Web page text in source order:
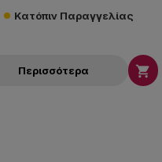
Κατόπιν Παραγγελίας
Περισσότερα 